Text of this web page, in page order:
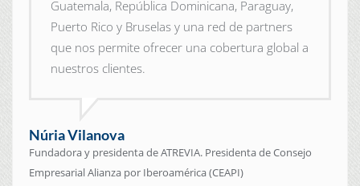
Guatemala, República Dominicana, Paraguay,
Puerto Rico y Bruselas y una red de partners
que nos permite ofrecer una cobertura global a
nuestros clientes.
Núria Vilanova
Fundadora y presidenta de ATREVIA. Presidenta de Consejo
Empresarial Alianza por Iberoamérica (CEAPI)